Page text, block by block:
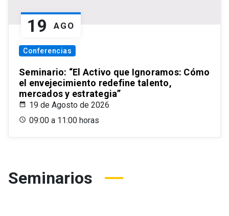
19 AGO
Conferencias
Seminario: “El Activo que Ignoramos: Cómo
el envejecimiento redefine talento,
mercados y estrategia”
19 de Agosto de 2026
09:00 a 11:00 horas
Seminarios